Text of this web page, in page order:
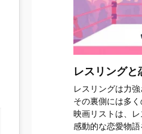
レスリングと
レスリングは力
その裏側には多
映画リストは、
感動的な恋愛物